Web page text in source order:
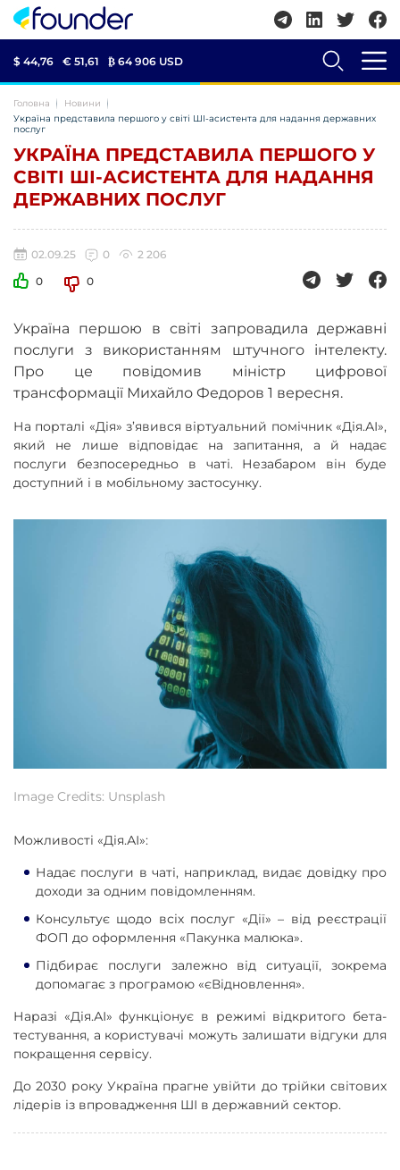
$ 44,76 € 51,61 ₿ 64 906 USD
Головна
Новини
Україна представила першого у світі ШІ-асистента для надання державних
послуг
УКРАЇНА ПРЕДСТАВИЛА ПЕРШОГО У
СВІТІ ШІ-АСИСТЕНТА ДЛЯ НАДАННЯ
ДЕРЖАВНИХ ПОСЛУГ
02.09.25 0
2 206
0
0
Україна першою в світі запровадила державні
послуги з використанням штучного інтелекту.
Про це повідомив міністр цифрової
трансформації Михайло Федоров 1 вересня.
На порталі «Дія» з’явився віртуальний помічник «Дія.АІ»,
який не лише відповідає на запитання, а й надає
послуги безпосередньо в чаті. Незабаром він буде
доступний і в мобільному застосунку.
Image Credits: Unsplash
Можливості «Дія.АІ»:
Надає послуги в чаті, наприклад, видає довідку про
доходи за одним повідомленням.
Консультує щодо всіх послуг «Дії» – від реєстрації
ФОП до оформлення «Пакунка малюка».
Підбирає послуги залежно від ситуації, зокрема
допомагає з програмою «єВідновлення».
Наразі «Дія.АІ» функціонує в режимі відкритого бета-
тестування, а користувачі можуть залишати відгуки для
покращення сервісу.
До 2030 року Україна прагне увійти до трійки світових
лідерів із впровадження ШІ в державний сектор.